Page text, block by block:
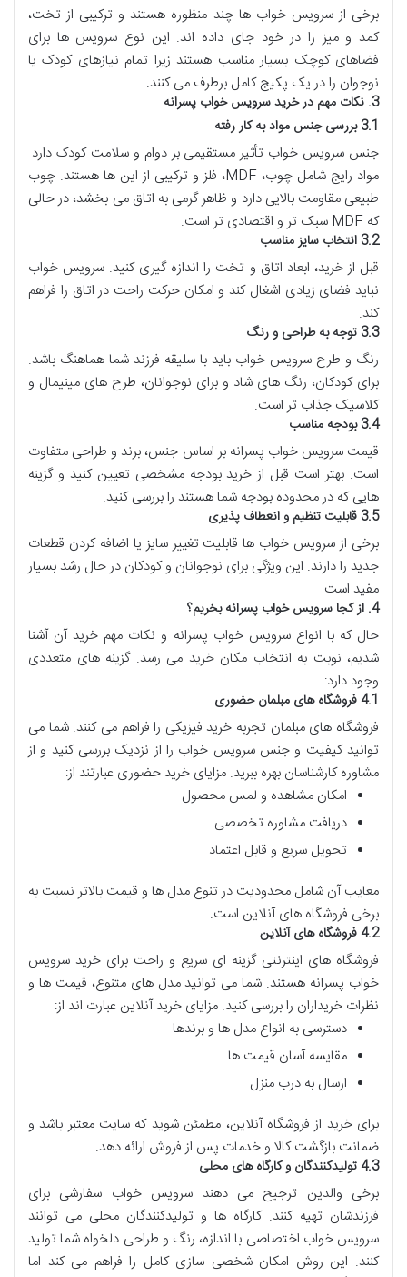
برخی از سرویس خواب ها چند منظوره هستند و ترکیبی از تخت،
کمد و میز را در خود جای داده اند. این نوع سرویس ها برای
فضاهای کوچک بسیار مناسب هستند زیرا تمام نیازهای کودک یا
نوجوان را در یک پکیج کامل برطرف می کنند.
3. نکات مهم در خرید سرویس خواب پسرانه
3.1 بررسی جنس مواد به کار رفته
جنس سرویس خواب تأثیر مستقیمی بر دوام و سلامت کودک دارد.
مواد رایج شامل چوب، MDF، فلز و ترکیبی از این ها هستند. چوب
طبیعی مقاومت بالایی دارد و ظاهر گرمی به اتاق می بخشد، در حالی
که MDF سبک تر و اقتصادی تر است.
3.2 انتخاب سایز مناسب
قبل از خرید، ابعاد اتاق و تخت را اندازه گیری کنید. سرویس خواب
نباید فضای زیادی اشغال کند و امکان حرکت راحت در اتاق را فراهم
کند.
3.3 توجه به طراحی و رنگ
رنگ و طرح سرویس خواب باید با سلیقه فرزند شما هماهنگ باشد.
برای کودکان، رنگ های شاد و برای نوجوانان، طرح های مینیمال و
کلاسیک جذاب تر است.
3.4 بودجه مناسب
قیمت سرویس خواب پسرانه بر اساس جنس، برند و طراحی متفاوت
است. بهتر است قبل از خرید بودجه مشخصی تعیین کنید و گزینه
هایی که در محدوده بودجه شما هستند را بررسی کنید.
3.5 قابلیت تنظیم و انعطاف پذیری
برخی از سرویس خواب ها قابلیت تغییر سایز یا اضافه کردن قطعات
جدید را دارند. این ویژگی برای نوجوانان و کودکان در حال رشد بسیار
مفید است.
4. از کجا سرویس خواب پسرانه بخریم؟
حال که با انواع سرویس خواب پسرانه و نکات مهم خرید آن آشنا
شدیم، نوبت به انتخاب مکان خرید می رسد. گزینه های متعددی
وجود دارد:
4.1 فروشگاه های مبلمان حضوری
فروشگاه های مبلمان تجربه خرید فیزیکی را فراهم می کنند. شما می
توانید کیفیت و جنس سرویس خواب را از نزدیک بررسی کنید و از
مشاوره کارشناسان بهره ببرید. مزایای خرید حضوری عبارتند از:
امکان مشاهده و لمس محصول
دریافت مشاوره تخصصی
تحویل سریع و قابل اعتماد
معایب آن شامل محدودیت در تنوع مدل ها و قیمت بالاتر نسبت به
برخی فروشگاه های آنلاین است.
4.2 فروشگاه های آنلاین
فروشگاه های اینترنتی گزینه ای سریع و راحت برای خرید سرویس
خواب پسرانه هستند. شما می توانید مدل های متنوع، قیمت ها و
نظرات خریداران را بررسی کنید. مزایای خرید آنلاین عبارت اند از:
دسترسی به انواع مدل ها و برندها
مقایسه آسان قیمت ها
ارسال به درب منزل
برای خرید از فروشگاه آنلاین، مطمئن شوید که سایت معتبر باشد و
ضمانت بازگشت کالا و خدمات پس از فروش ارائه دهد.
4.3 تولیدکنندگان و کارگاه های محلی
برخی والدین ترجیح می دهند سرویس خواب سفارشی برای
فرزندشان تهیه کنند. کارگاه ها و تولیدکنندگان محلی می توانند
سرویس خواب اختصاصی با اندازه، رنگ و طراحی دلخواه شما تولید
کنند. این روش امکان شخصی سازی کامل را فراهم می کند اما